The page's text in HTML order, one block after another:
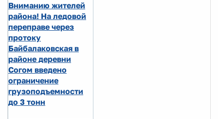
Вниманию жителей
района! На ледовой
переправе через
протоку
Байбалаковская в
районе деревни
Согом введено
ограничение
грузоподъемности
до 3 тонн